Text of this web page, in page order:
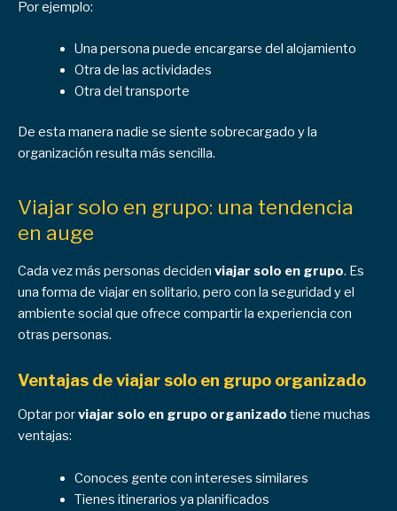
Por ejemplo:
Una persona puede encargarse del alojamiento
Otra de las actividades
Otra del transporte
De esta manera nadie se siente sobrecargado y la
organización resulta más sencilla.
Viajar solo en grupo: una tendencia
en auge
Cada vez más personas deciden viajar solo en grupo. Es
una forma de viajar en solitario, pero con la seguridad y el
ambiente social que ofrece compartir la experiencia con
otras personas.
Ventajas de viajar solo en grupo organizado
Optar porviajar solo en grupo organizado tiene muchas
ventajas:
Conoces gente con intereses similares
Tienes itinerarios ya planificados